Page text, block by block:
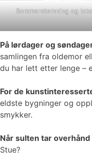
Sommerstemning og
På lørdager og
samlingen fra oldemor
du har lett etter lenge –
For de
eldste bygninger og
smykker.
Når sulten tar overhånd
Stue?